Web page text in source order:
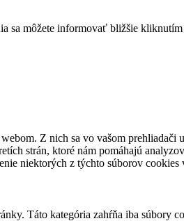
sa môžete informovať bližšie kliknutím
Z nich sa vo vašom
strán, ktoré nám pomáhajú
niektorých z týchto súborov
Táto kategória zahŕňa iba súbory